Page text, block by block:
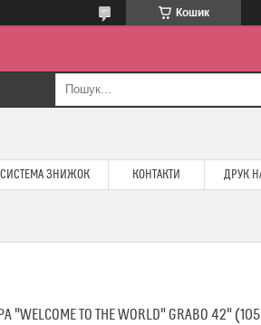
Кошик
СИСТЕМА ЗНИЖОК КОНТАКТИ ДРУК
TO THE WORLD" GRABO 42"